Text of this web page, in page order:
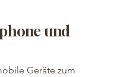
und
Geräte zum